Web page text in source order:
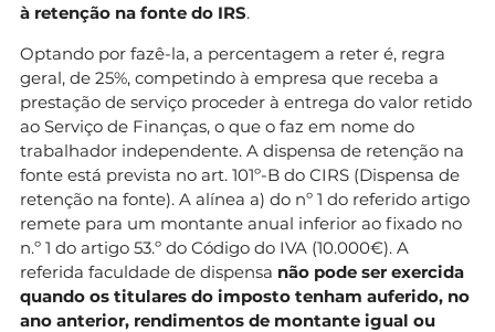
à retenção na fonte do IRS.
Optando por fazê-la, a percentagem a reter é, regra
geral, de 25%, competindo à empresa que receba a
prestação de serviço proceder à entrega do valor retido
ao Serviço de Finanças, o que o faz em nome do
trabalhador independente. A dispensa de retenção na
fonte está prevista no art. 101º-B do CIRS (Dispensa de
retenção na fonte). A alínea a) do nº 1 do referido artigo
remete para um montante anual inferior ao fixado no
n.º 1 do artigo 53.º do Código do IVA (10.000€). A
referida faculdade de dispensa não pode ser exercida
quando os titulares do imposto tenham auferido, no
ano anterior, rendimentos de montante igual ou